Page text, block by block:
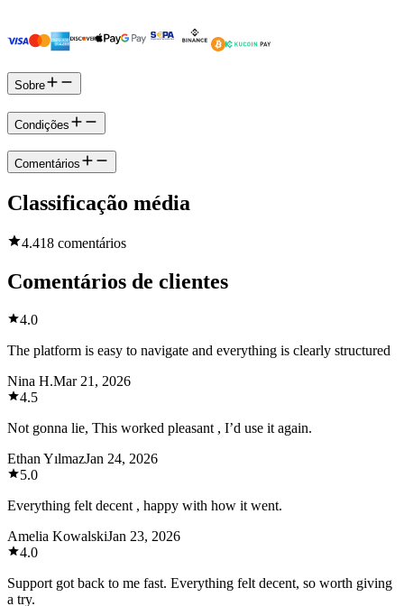
Sobre
Condições
Comentários
Classificação média
4.418 comentários
Comentários de clientes
4.0
The platform is easy to navigate and everything is clearly structured
Nina H.Mar 21, 2026
4.5
Not gonna lie, This worked pleasant , I’d use it again.
Ethan YılmazJan 24, 2026
5.0
Everything felt decent , happy with how it went.
Amelia KowalskiJan 23, 2026
4.0
Support got back to me fast. Everything felt decent, so worth giving
a try.